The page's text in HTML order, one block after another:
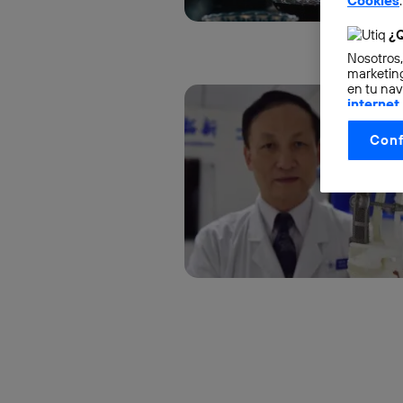
en tu
internet
otorgas
La
control.
Este
conecte